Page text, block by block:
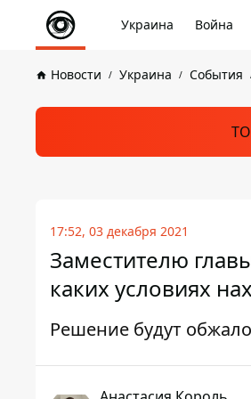
Украина Война
Новости Украина События
17:52, 03 декабря 2021
Заместителю
каких условиях
Решение будут